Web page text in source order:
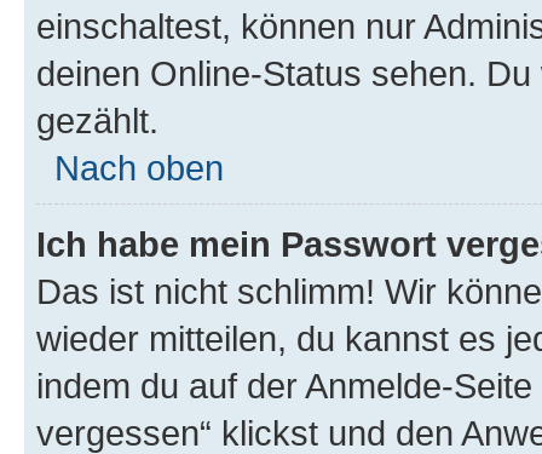
einschaltest, können nur
deinen Online-Status sehen.
gezählt.
Nach oben
Ich habe mein Passwort
Das ist nicht schlimm! Wir
wieder mitteilen, du kannst es
indem du auf der Anmelde-
vergessen“ klickst und den